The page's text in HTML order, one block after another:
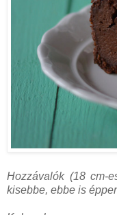
Hozzávalók (18 cm-
kisebbe, ebbe is